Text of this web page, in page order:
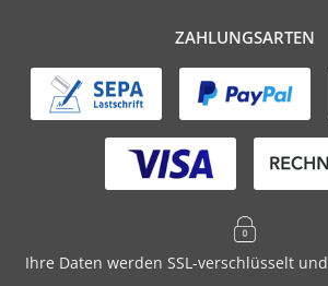
ZAHLUNGSARTEN
Ihre Daten werden SSL-verschlüsselt